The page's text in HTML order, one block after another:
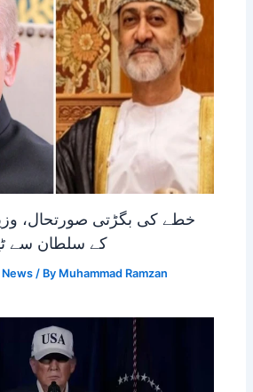
خطے کی بگڑتی صورتحال،
کے سلطان سے
News / By Muhammad Ramzan